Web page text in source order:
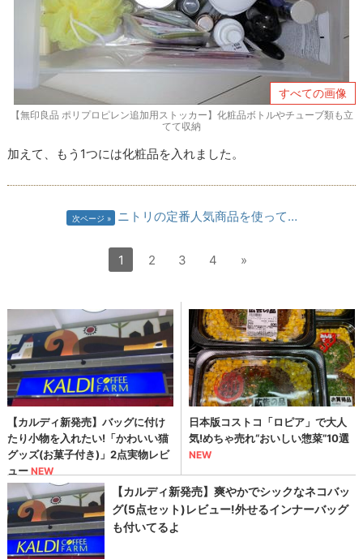
すべての画像
【無印良品 ポリプロピレン追加用ストッカー】化粧品ボトルやチューブ類も立
てて収納
加えて、もう1つには化粧品を入れました。
次ページ ニトリの定番人気商品を使って…
1 2 3 4 »